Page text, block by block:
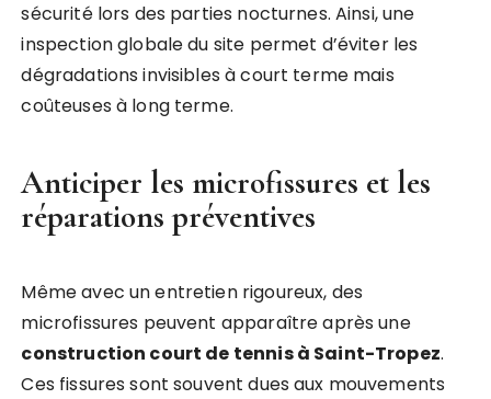
sécurité lors des parties nocturnes. Ainsi, une
inspection globale du site permet d’éviter les
dégradations invisibles à court terme mais
coûteuses à long terme.
Anticiper les microfissures et les
réparations préventives
Même avec un entretien rigoureux, des
microfissures peuvent apparaître après une
construction court de tennis à Saint-Tropez.
Ces fissures sont souvent dues aux mouvements